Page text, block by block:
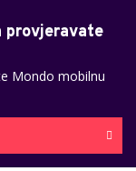
provjeravate
Mondo mobilnu